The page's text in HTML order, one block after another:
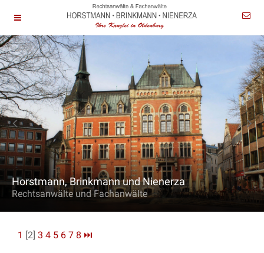
Horstmann, Brinkmann und Nienerza
Rechtsanwälte und Fachanwälte
1 [2] 3 4 5 6 7 8 ⏭